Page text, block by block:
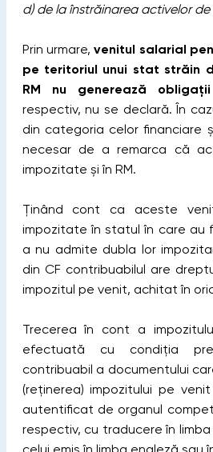
d) de la înstrăinarea activelor
Prin urmare,venitul salarial
pe teritoriul unui stat străin
RM nu generează
respectiv, nu se declară. În
din categoria celor financiare
necesar de a remarca că
impozitate și în RM.
Ținând cont ca aceste
impozitate în statul în care au
a nu admite dubla lor
din CF contribuabilul are
impozitul pe venit, achitat în
Trecerea în cont a
efectuată cu condiţia
contribuabil a documentului
(reţinerea) impozitului pe
autentificat de organul
respectiv, cu traducere în